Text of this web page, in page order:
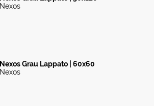
Nexos
Nexos Grau Lappato | 60x60
Nexos